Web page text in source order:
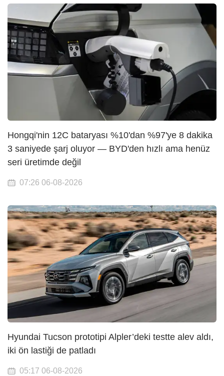
Hongqi'nin 12C bataryası %10'dan %97'ye 8 dakika
3 saniyede şarj oluyor — BYD'den hızlı ama henüz
seri üretimde değil
07:26 06-08-2026
Hyundai Tucson prototipi Alpler’deki testte alev aldı,
iki ön lastiği de patladı
05:17 06-08-2026